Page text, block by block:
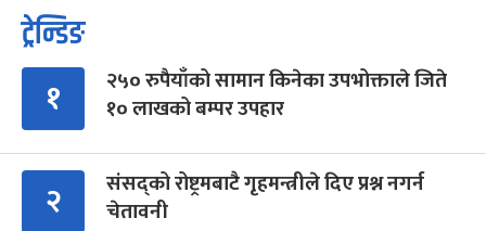
ट्रेन्डिङ
१
२५० रुपैयाँको सामान किनेका उपभोक्ताले जिते
१० लाखको बम्पर उपहार
२
संसद्को रोष्ट्रमबाटै गृहमन्त्रीले दिए प्रश्न नगर्न
चेतावनी